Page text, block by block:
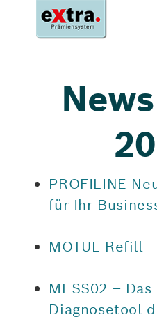
PROFILINE
für Ihr
MOTUL Refill
MESS02 –
Diagnosetool